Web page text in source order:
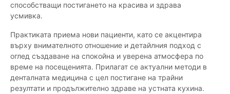
способстващи постигането на красива и здрава
усмивка.
Практиката приема нови пациенти, като се акцентира
върху внимателното отношение и детайлния подход с
оглед създаване на спокойна и уверена атмосфера по
време на посещенията. Прилагат се актуални методи в
денталната медицина с цел постигане на трайни
резултати и продължително здраве на устната кухина.